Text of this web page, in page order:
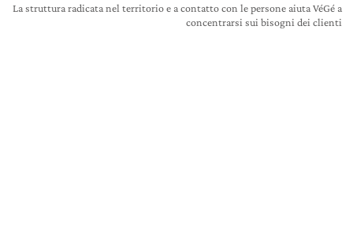
La struttura radicata nel territorio e a contatto con le persone aiuta VéGé a
concentrarsi sui bisogni dei clienti